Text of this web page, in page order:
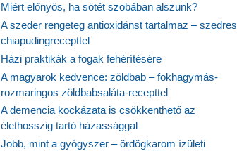
Miért előnyös, ha sötét szobában alszunk?
A szeder rengeteg antioxidánst tartalmaz – szedres
chiapudingrecepttel
Házi praktikák a fogak fehérítésére
A magyarok kedvence: zöldbab – fokhagymás-
rozmaringos zöldbabsaláta-recepttel
A demencia kockázata is csökkenthető az
élethosszig tartó házassággal
Jobb, mint a gyógyszer – ördögkarom ízületi